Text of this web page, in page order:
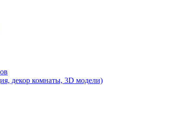
декор комнаты, 3D модели)